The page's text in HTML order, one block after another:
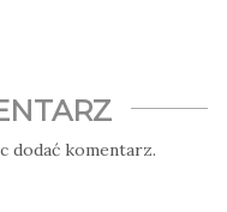
dodać komentarz.